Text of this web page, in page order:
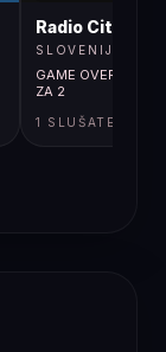
Radio City
SLOVENIJA
GAME OVER / IGRA
ZA 2
1 SLUŠATELJA